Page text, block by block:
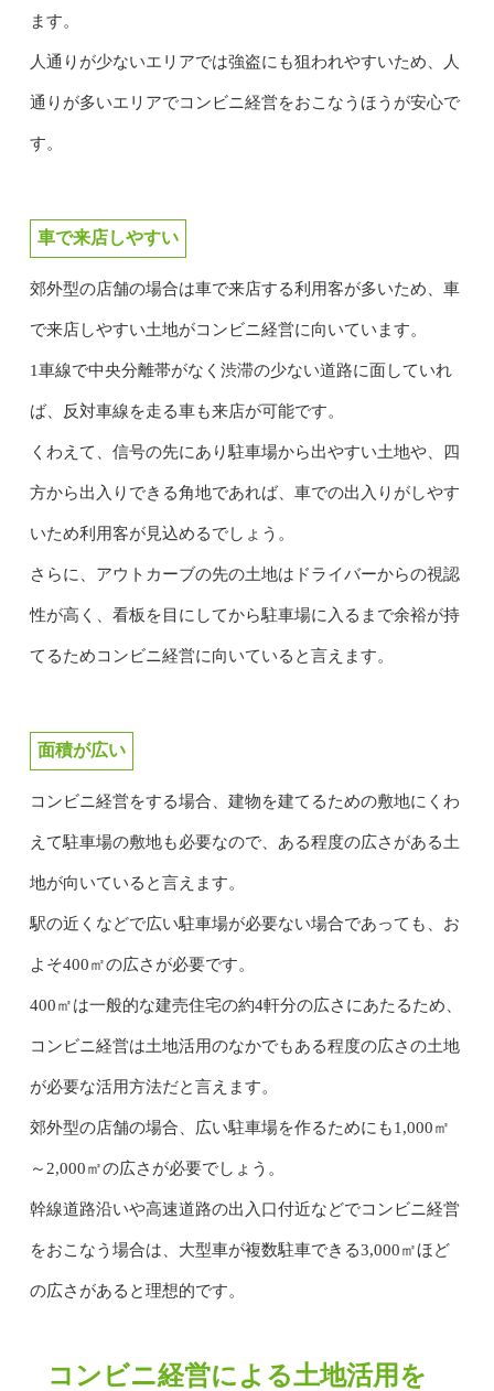
ます。
人通りが少ないエリアでは強盗にも狙われやすいため、人
通りが多いエリアでコンビニ経営をおこなうほうが安心で
す。
車で来店しやすい
郊外型の店舗の場合は車で来店する利用客が多いため、車
で来店しやすい土地がコンビニ経営に向いています。
1車線で中央分離帯がなく渋滞の少ない道路に面していれ
ば、反対車線を走る車も来店が可能です。
くわえて、信号の先にあり駐車場から出やすい土地や、四
方から出入りできる角地であれば、車での出入りがしやす
いため利用客が見込めるでしょう。
さらに、アウトカーブの先の土地はドライバーからの視認
性が高く、看板を目にしてから駐車場に入るまで余裕が持
てるためコンビニ経営に向いていると言えます。
面積が広い
コンビニ経営をする場合、建物を建てるための敷地にくわ
えて駐車場の敷地も必要なので、ある程度の広さがある土
地が向いていると言えます。
駅の近くなどで広い駐車場が必要ない場合であっても、お
よそ400㎡の広さが必要です。
400㎡は一般的な建売住宅の約4軒分の広さにあたるため、
コンビニ経営は土地活用のなかでもある程度の広さの土地
が必要な活用方法だと言えます。
郊外型の店舗の場合、広い駐車場を作るためにも1,000㎡
～2,000㎡の広さが必要でしょう。
幹線道路沿いや高速道路の出入口付近などでコンビニ経営
をおこなう場合は、大型車が複数駐車できる3,000㎡ほど
の広さがあると理想的です。
コンビニ経営による土地活用を